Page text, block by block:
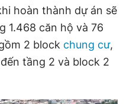
cấp ngày 24.3.2020
Báo Thanh Niên. Cấm sao
có sự chấp thuận bằng văn
hoàn thành dự án sẽ
1.468 căn hộ và 76
2 block chung cư,
tầng 2 và block 2